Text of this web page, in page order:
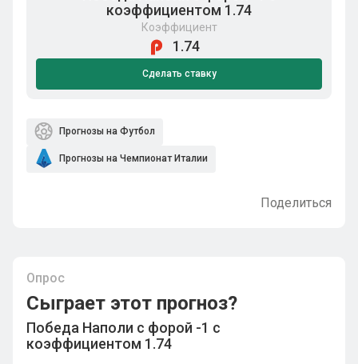
коэффициентом 1.74
Коэффициент
1.74
Сделать ставку
Прогнозы на Футбол
Прогнозы на Чемпионат Италии
Поделиться
Опрос
Сыграет этот прогноз?
Победа Наполи с форой -1 с
коэффициентом 1.74